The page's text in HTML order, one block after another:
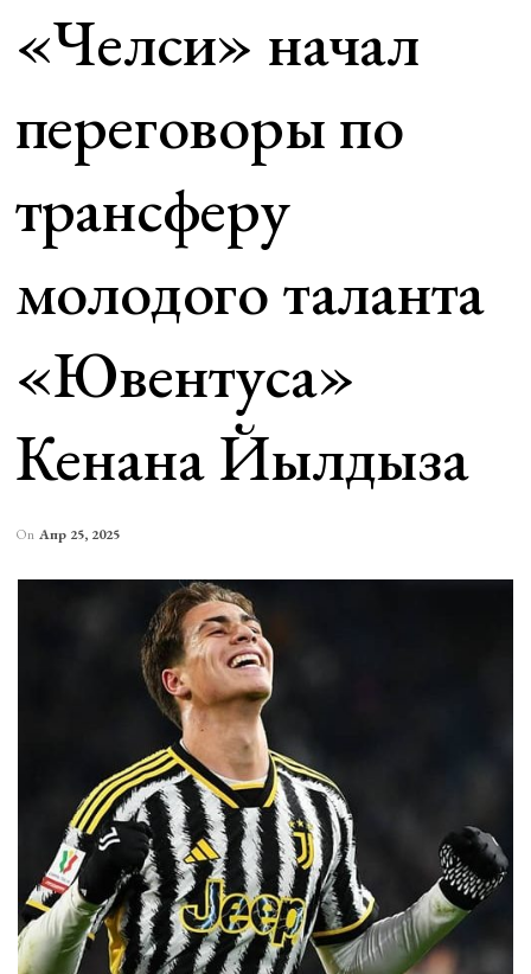
«Челси» начал
переговоры по
трансферу
молодого таланта
«Ювентуса»
Кенана Йылдыза
On Апр 25, 2025